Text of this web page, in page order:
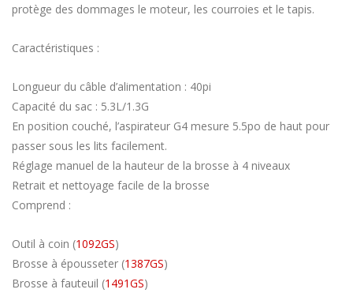
protège des dommages le moteur, les courroies et le tapis.
Caractéristiques :
Longueur du câble d’alimentation : 40pi
Capacité du sac : 5.3L/1.3G
En position couché, l’aspirateur G4 mesure 5.5po de haut pour
passer sous les lits facilement.
Réglage manuel de la hauteur de la brosse à 4 niveaux
Retrait et nettoyage facile de la brosse
Comprend :
Outil à coin (1092GS)
Brosse à épousseter (1387GS)
Brosse à fauteuil (1491GS)